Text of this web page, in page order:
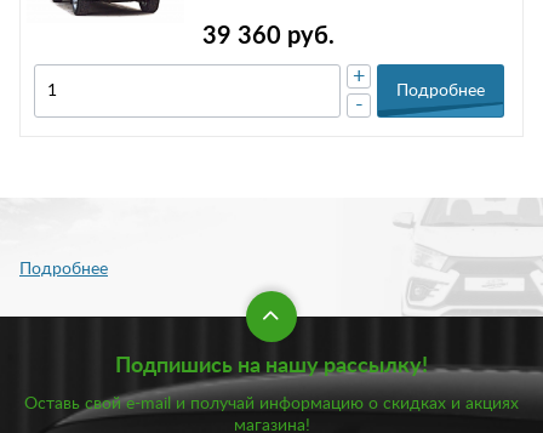
39 360 руб.
-
+
Подробнее
Подпишись на нашу рассылку!
Оставь свой e-mail и получай информацию о скидках и акциях
магазина!